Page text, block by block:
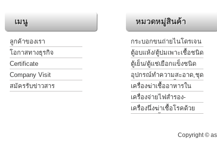
เมนู
ลูกค้าของเรา
โอกาสทางธุรกิจ
Certificate
Company Visit
สมัครรับข่าวสาร
หมวดหมู่สินค้า
กระบอกขนถ่ายไนโดรเจน
เหลวชนิดพกพา
ตู้อบแห้ง/ตู้บ่มเพาะเชื้อชนิด
กันระเบิด
ตู้เย็น/ตู้แช่เยือกแข็งชนิด
กันระเบิด
อุปกรณ์ทำความสะอาด,ชุด
แต่งกาย,ชุดกันเปื้อน ฯ
เครื่องฆ่าเชื้ออาหารใน
บรรจุภัณฑ์
เครื่องจ่ายไฟสำรอง-
ควบคุมแรงดันไฟฟ้า
เครื่องนึ่งฆ่าเชื้อโรคด้วย
Copyright ©